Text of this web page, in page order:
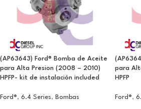
(AP63643) Ford® Bomba de Aceite
para Alta Presion (2008 – 2010)
HPFP- kit de instalación included
Ford®, 6.4 Series, Bombas
para
HPFP
Ford®,